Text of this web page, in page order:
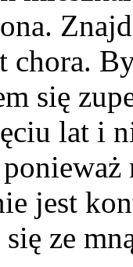
chora.
się
lat i
jest
ze